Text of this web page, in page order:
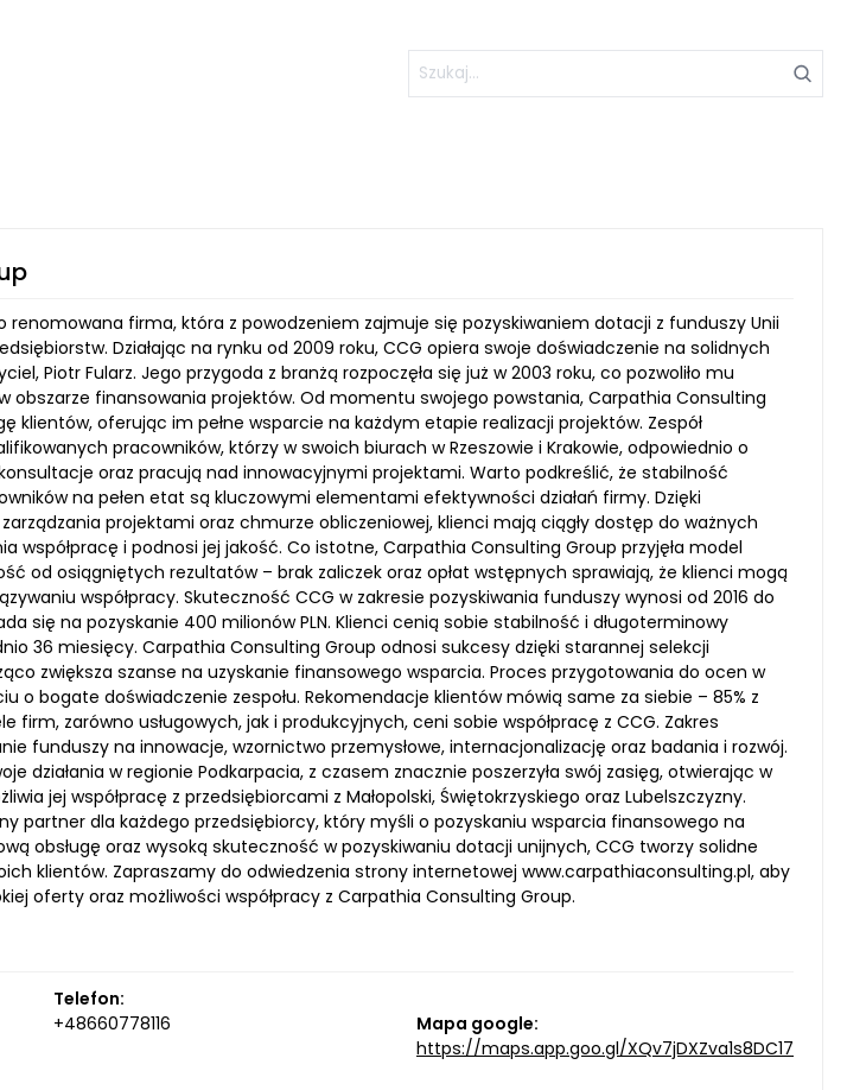
firma, która z powodzeniem zajmuje się pozyskiwaniem dotacji z funduszy Unii
Działając na rynku od 2009 roku, CCG opiera swoje doświadczenie na solidnych
Piotr Fularz. Jego przygoda z branżą rozpoczęła się już w 2003 roku, co pozwoliło mu
obszarze finansowania projektów. Od momentu swojego powstania, Carpathia Consulting
klientów, oferując im pełne wsparcie na każdym etapie realizacji projektów. Zespół
pracowników, którzy w swoich biurach w Rzeszowie i Krakowie, odpowiednio o
konsultacje oraz pracują nad innowacyjnymi projektami. Warto podkreślić, że stabilność
na pełen etat są kluczowymi elementami efektywności działań firmy. Dzięki
projektami oraz chmurze obliczeniowej, klienci mają ciągły dostęp do ważnych
współpracę i podnosi jej jakość. Co istotne, Carpathia Consulting Group przyjęła model
od osiągniętych rezultatów – brak zaliczek oraz opłat wstępnych sprawiają, że klienci mogą
współpracy. Skuteczność CCG w zakresie pozyskiwania funduszy wynosi od 2016 do
się na pozyskanie 400 milionów PLN. Klienci cenią sobie stabilność i długoterminowy
36 miesięcy. Carpathia Consulting Group odnosi sukcesy dzięki starannej selekcji
zwiększa szanse na uzyskanie finansowego wsparcia. Proces przygotowania do ocen w
o bogate doświadczenie zespołu. Rekomendacje klientów mówią same za siebie – 85% z
firm, zarówno usługowych, jak i produkcyjnych, ceni sobie współpracę z CCG. Zakres
funduszy na innowacje, wzornictwo przemysłowe, internacjonalizację oraz badania i rozwój.
działania w regionie Podkarpacia, z czasem znacznie poszerzyła swój zasięg, otwierając w
jej współpracę z przedsiębiorcami z Małopolski, Świętokrzyskiego oraz Lubelszczyzny.
partner dla każdego przedsiębiorcy, który myśli o pozyskaniu wsparcia finansowego na
obsługę oraz wysoką skuteczność w pozyskiwaniu dotacji unijnych, CCG tworzy solidne
klientów. Zapraszamy do odwiedzenia strony internetowej www.carpathiaconsulting.pl, aby
oferty oraz możliwości współpracy z Carpathia Consulting Group.
Telefon:
+48660778116
Mapa google:
https://maps.app.goo.gl/XQv7jDXZva1s8DC17